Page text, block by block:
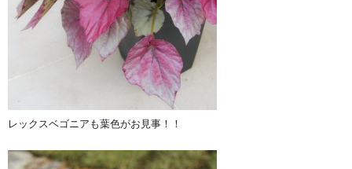
レックスベゴニアも葉色がお見事！！